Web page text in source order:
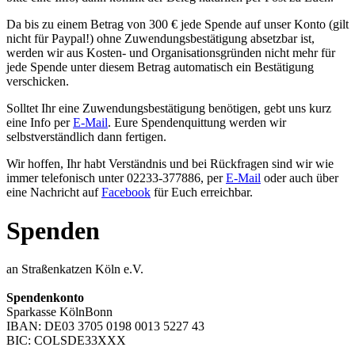
Da bis zu einem Betrag von 300 € jede Spende auf unser Konto (gilt
nicht für Paypal!) ohne Zuwendungsbestätigung absetzbar ist,
werden wir aus Kosten- und Organisationsgründen nicht mehr für
jede Spende unter diesem Betrag automatisch ein Bestätigung
verschicken.
Solltet Ihr eine Zuwendungsbestätigung benötigen, gebt uns kurz
eine Info perE-Mail. Eure Spendenquittung werden wir
selbstverständlich dann fertigen.
Wir hoffen, Ihr habt Verständnis und bei Rückfragen sind wir wie
immer telefonisch unter 02233-377886, perE-Mail oder auch über
eine Nachricht aufFacebook für Euch erreichbar.
Spenden
an Straßenkatzen Köln e.V.
Spendenkonto
Sparkasse KölnBonn
IBAN: DE03 3705 0198 0013 5227 43
BIC: COLSDE33XXX